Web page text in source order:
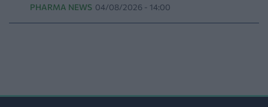
PHARMA POLICY 06/08/2026 - 12:00
FDA: Πράσινο φως στο πρώτο εμβόλιο γρίπης mRNA
PHARMA NEWS 04/08/2026 - 14:00